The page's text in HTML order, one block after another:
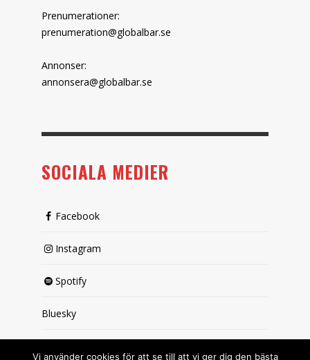
Prenumerationer:
prenumeration@globalbar.se
Annonser:
annonsera@globalbar.se
SOCIALA MEDIER
Facebook
Instagram
Spotify
Bluesky
Vi använder cookies för att se till att vi ger dig den bästa